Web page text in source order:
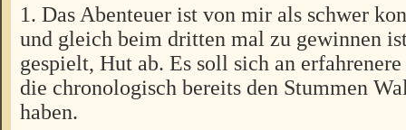
1. Das Abenteuer ist von mir als schwer
und gleich beim dritten mal zu gewinnen
gespielt, Hut ab. Es soll sich an
die chronologisch bereits den Stummen
haben.